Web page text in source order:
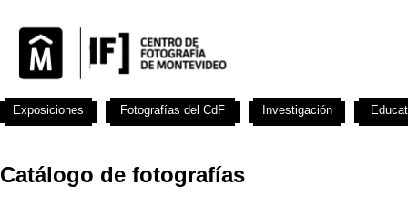
Catálogo de fotografías
Exposiciones Fotografías del CdF Investigación